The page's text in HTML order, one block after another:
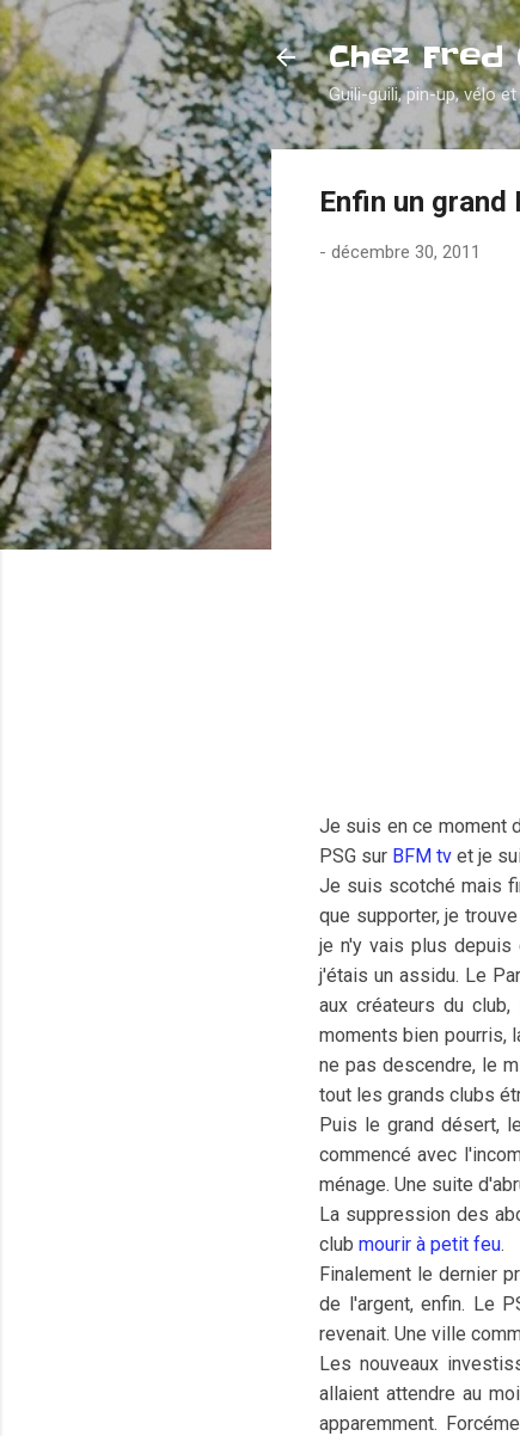
Chez Fred
Guili-guili, pin-up, vélo
Enfin un grand
- décembre 30, 2011
Je suis en ce moment
PSG sur BFM tv et je
Je suis scotché mais
que supporter, je
je n'y vais plus
j'étais un assidu. Le
aux créateurs du
moments bien pourris,
ne pas descendre, le
tout les grands clubs
Puis le grand désert,
commencé avec
ménage. Une suite
La suppression des
club mourir à petit feu.
Finalement le dernier
de l'argent, enfin. Le
revenait. Une ville
Les nouveaux
allaient attendre au
apparemment.